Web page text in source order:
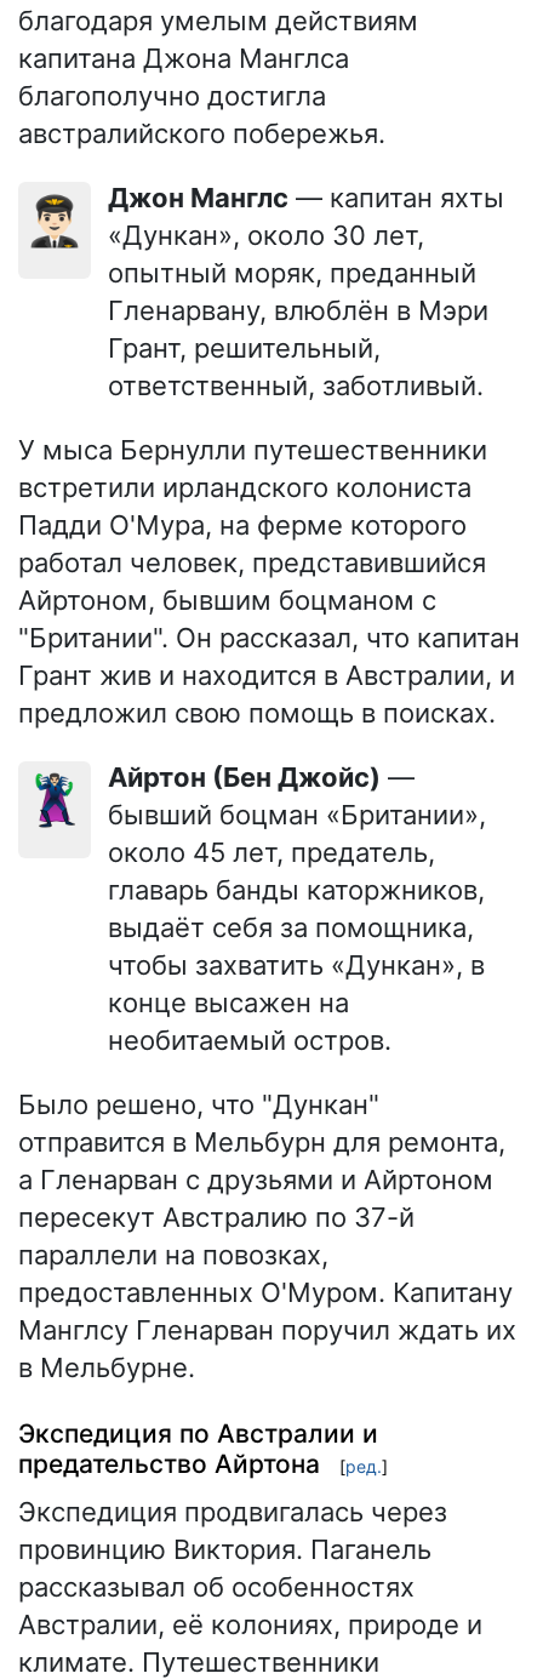
благодаря умелым действиям
капитана Джона Манглса
благополучно достигла
австралийского побережья.
👨🏻‍✈️ Джон Манглс — капитан яхты
«Дункан», около 30 лет,
опытный моряк, преданный
Гленарвану, влюблён в Мэри
Грант, решительный,
ответственный, заботливый.
У мыса Бернулли путешественники
встретили ирландского колониста
Падди О'Мура, на ферме которого
работал человек, представившийся
Айртоном, бывшим боцманом с
"Британии". Он рассказал, что капитан
Грант жив и находится в Австралии, и
предложил свою помощь в поисках.
🦹🏻‍♂️ Айртон (Бен Джойс) —
бывший боцман «Британии»,
около 45 лет, предатель,
главарь банды каторжников,
выдаёт себя за помощника,
чтобы захватить «Дункан», в
конце высажен на
необитаемый остров.
Было решено, что "Дункан"
отправится в Мельбурн для ремонта,
а Гленарван с друзьями и Айртоном
пересекут Австралию по 37-й
параллели на повозках,
предоставленных О'Муром. Капитану
Манглсу Гленарван поручил ждать их
в Мельбурне.
Экспедиция по Австралии и
предательство Айртона
[ред.]
Экспедиция продвигалась через
провинцию Виктория. Паганель
рассказывал об особенностях
Австралии, её колониях, природе и
климате. Путешественники